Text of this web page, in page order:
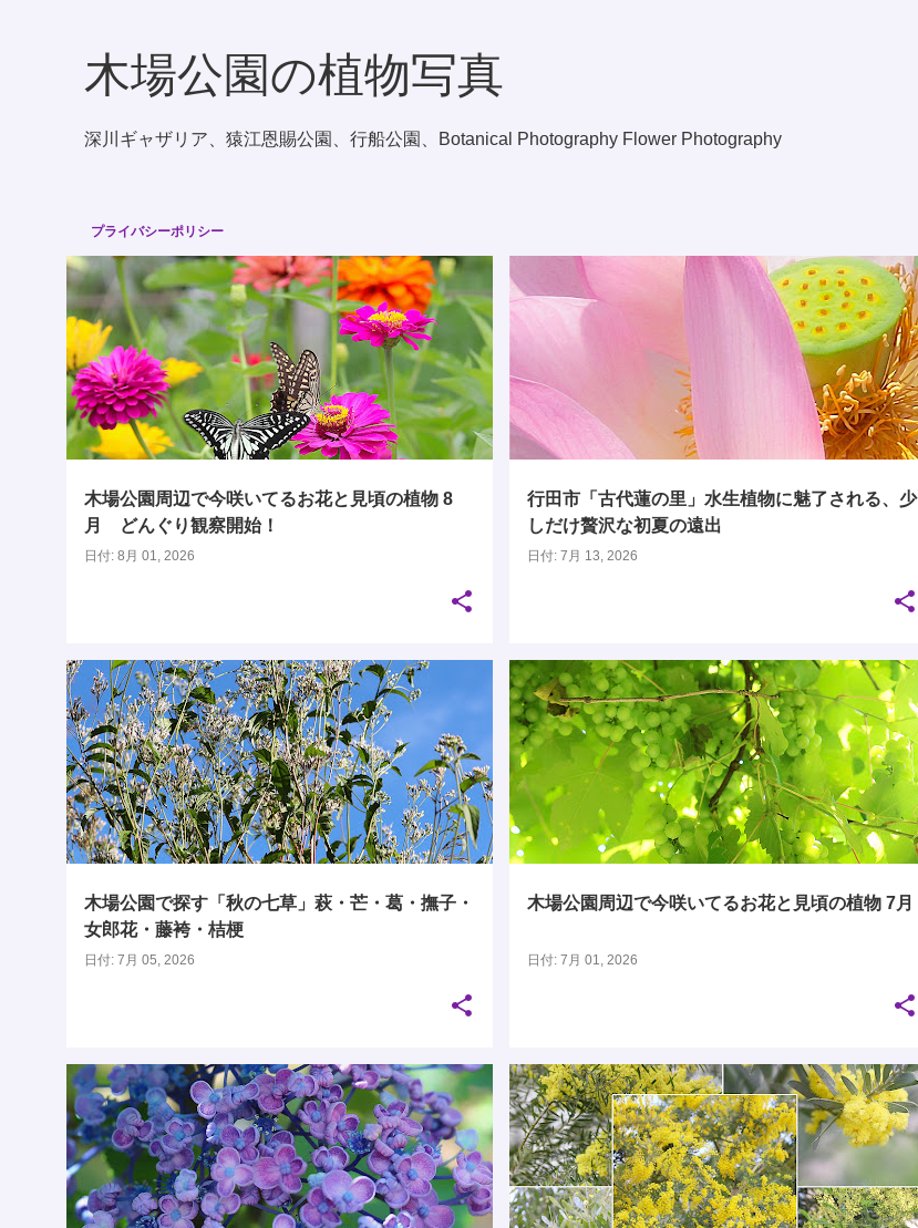
木場公園の植物写真
深川ギャザリア、猿江恩賜公園、行船公園、Botanical Photography Flower Photography
プライバシーポリシー
投
稿
木場公園周辺で今咲いてるお花と見頃の植物 8
月 どんぐり観察開始！
日付: 8月 01, 2026
木場公園で今咲いてるお花と見頃の植物
行田市「古代蓮の里」水生植物に魅了される、少
しだけ贅沢な初夏の遠出
日付: 7月 13, 2026
07月 2010年
木場公園で探す「秋の七草」萩・芒・葛・撫子・
女郎花・藤袴・桔梗
日付: 7月 05, 2026
木場公園周辺で今咲いてるお花と見頃の植物 7月
日付: 7月 01, 2026
木場公園で今咲いてるお花と見頃の植物
木場公園で今咲いてるお花と見頃の植物 マメ科 深川ギャザリア 水辺の散歩道 木場公園